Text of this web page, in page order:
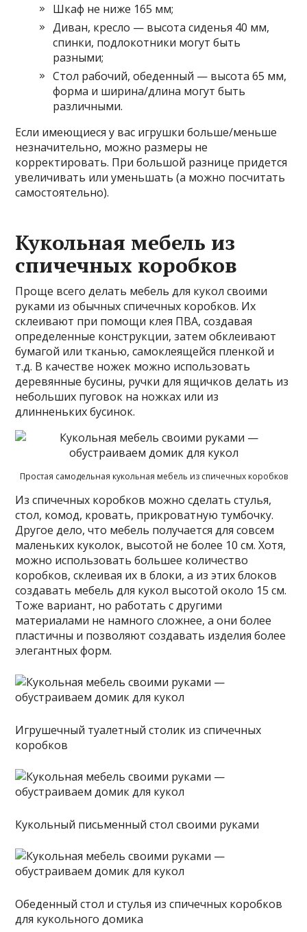
Шкаф не ниже 165 мм;
Диван, кресло — высота сиденья 40 мм,
спинки, подлокотники могут быть
разными;
Стол рабочий, обеденный — высота 65 мм,
форма и ширина/длина могут быть
различными.
Если имеющиеся у вас игрушки больше/меньше
незначительно, можно размеры не
корректировать. При большой разнице придется
увеличивать или уменьшать (а можно посчитать
самостоятельно).
Кукольная мебель из
спичечных коробков
Проще всего делать мебель для кукол своими
руками из обычных спичечных коробков. Их
склеивают при помощи клея ПВА, создавая
определенные конструкции, затем обклеивают
бумагой или тканью, самоклеящейся пленкой и
т.д. В качестве ножек можно использовать
деревянные бусины, ручки для ящичков делать из
небольших пуговок на ножках или из
длинненьких бусинок.
Простая самодельная кукольная мебель из спичечных коробков
Из спичечных коробков можно сделать стулья,
стол, комод, кровать, прикроватную тумбочку.
Другое дело, что мебель получается для совсем
маленьких куколок, высотой не более 10 см. Хотя,
можно использовать большее количество
коробков, склеивая их в блоки, а из этих блоков
создавать мебель для кукол высотой около 15 см.
Тоже вариант, но работать с другими
материалами не намного сложнее, а они более
пластичны и позволяют создавать изделия более
элегантных форм.
Игрушечный туалетный столик из спичечных
коробков
Кукольный письменный стол своими руками
Обеденный стол и стулья из спичечных коробков
для кукольного домика